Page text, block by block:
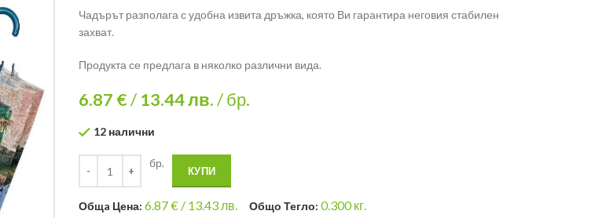
Чадърът разполага с удобна извита дръжка, която Ви гарантира неговия стабилен
захват.
Продукта се предлага в няколко различни вида.
6.87 €/ 13.44лв./ бр.
12 налични
бр.
КУПИ
Общa Цена: 6.87€ / 13.43 лв. Общо Тегло: 0.300кг.